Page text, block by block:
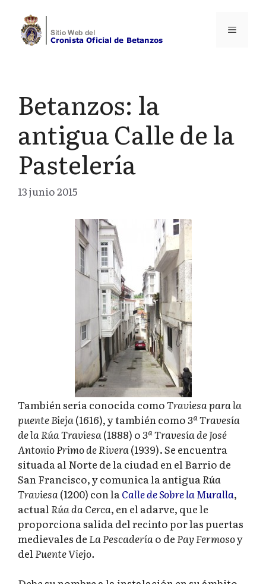
contenido
Menú
Betanzos: la
antigua Calle de la
Pastelería
13 junio 2015
También sería conocida comoTraviesa para la
puente Bieja(1616), y también como3ª Travesía
de la Rúa Traviesa(1888) o3ª Travesía de José
Antonio Primo de Rivera(1939). Se encuentra
situada al Norte de la ciudad en el Barrio de
San Francisco, y comunica la antigua Rúa
Traviesa(1200) con la Calle de Sobre la Muralla,
actual Rúa da Cerca, en el adarve, que le
proporciona salida del recinto por las puertas
medievales de La Pescaderíao de Pay Fermosoy
del Puente Viejo.